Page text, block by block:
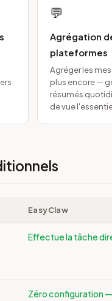
💬
Agrégation
plateformes
Agréger les
plus encore —
résumés
de vue
EasyClaw
Effectue la tâche
Zéro configuration